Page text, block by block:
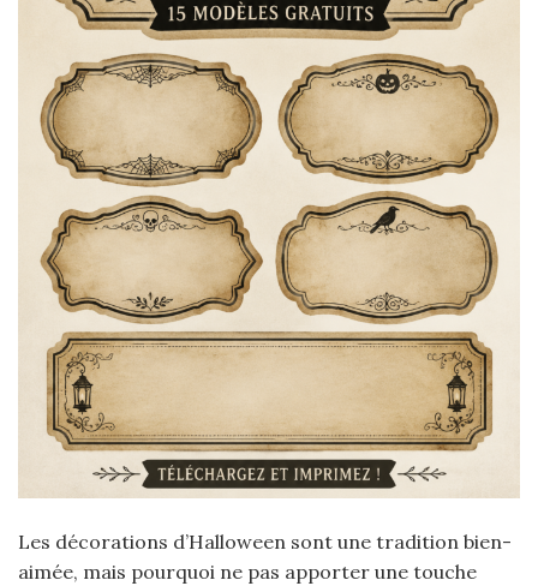
Les décorations d’Halloween sont une tradition bien-
aimée, mais pourquoi ne pas apporter une touche